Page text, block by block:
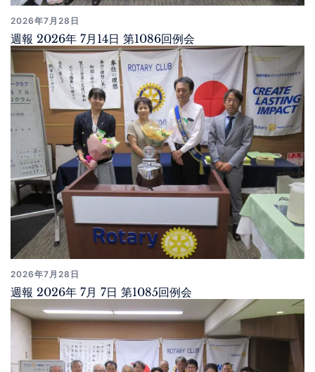
2026年7月28日
週報 2026年 7月14日 第1086回例会
2026年7月28日
週報 2026年 7月 7日 第1085回例会